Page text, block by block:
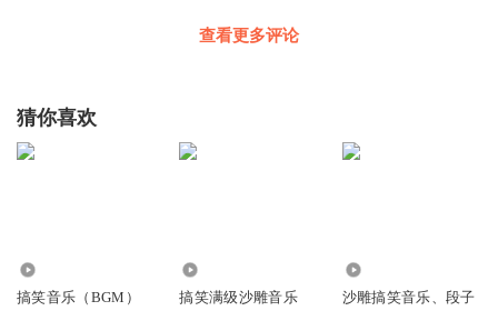
查看更多评论
猜你喜欢
搞笑音乐（BGM） 搞笑满级沙雕音乐 沙雕搞笑音乐、段子